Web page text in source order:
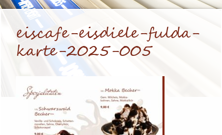
eiscafe-eisdiele-fulda-
karte-2025-005